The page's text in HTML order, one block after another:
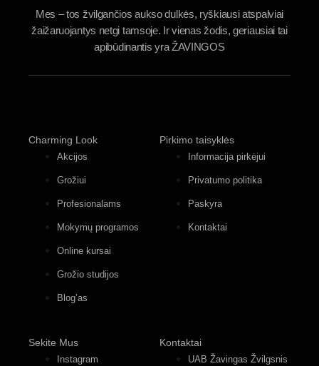
Mes – tos žvilgančios aukso dulkės, ryškiausi atspalviai
žaižaruojantys netgi tamsoje. Ir vienas žodis, geriausiai tai
apibūdinantis yra ŽAVINGOS
Charming Look
Akcijos
Grožiui
Profesionalams
Mokymų programos
Online kursai
Grožio studijos
Blog’as
Pirkimo taisyklės
Informacija pirkėjui
Privatumo politika
Paskyra
Kontaktai
Sekite Mus
Instagram
Kontaktai
UAB Žavingas Žvilgsnis